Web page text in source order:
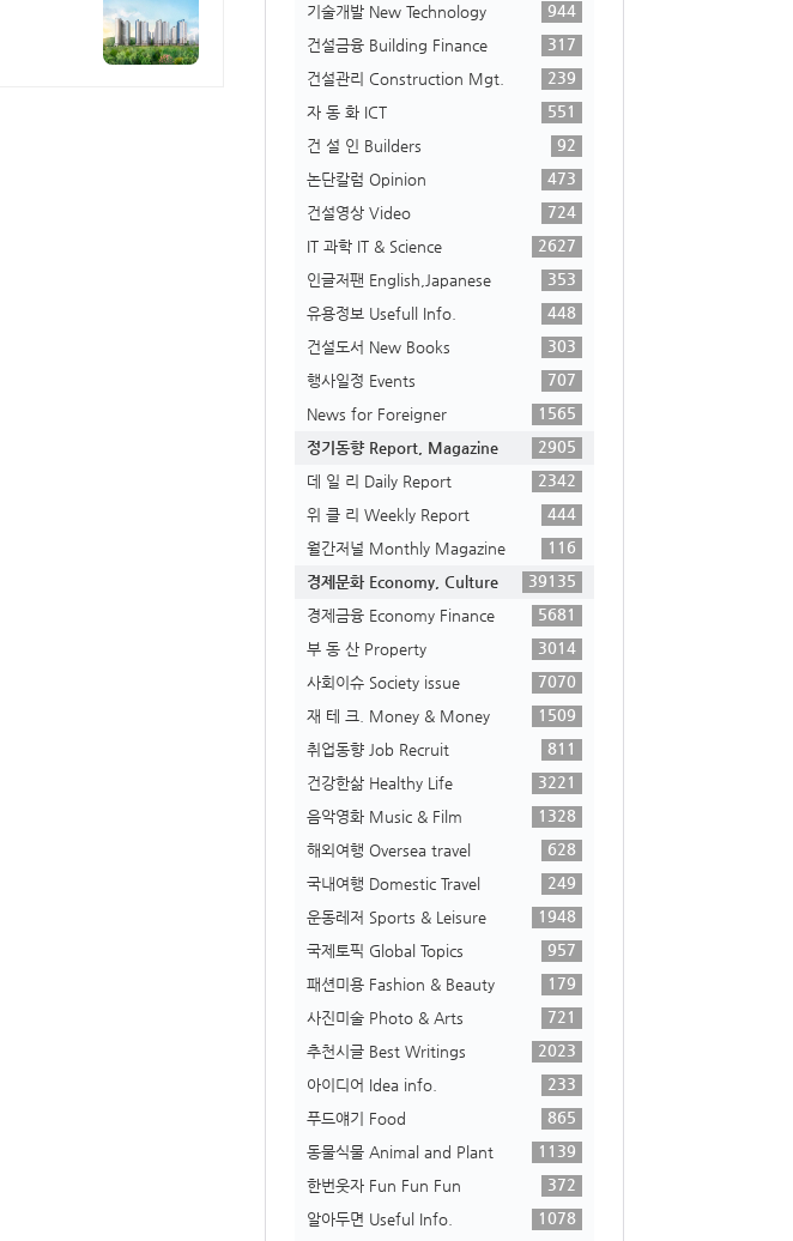
기술개발 New Technology
944
건설금융 Building Finance
317
건설관리 Construction Mgt.
239
자 동 화 ICT
551
건 설 인 Builders
92
논단칼럼 Opinion
473
건설영상 Video
724
IT 과학 IT & Science
2627
인글저팬 English,Japanese
353
유용정보 Usefull Info.
448
건설도서 New Books
303
행사일정 Events
707
News for Foreigner
1565
정기동향 Report, Magazine
2905
데 일 리 Daily Report
2342
위 클 리 Weekly Report
444
월간저널 Monthly Magazine
116
경제문화 Economy, Culture
39135
경제금융 Economy Finance
5681
부 동 산 Property
3014
사회이슈 Society issue
7070
재 테 크. Money & Money
1509
취업동향 Job Recruit
811
건강한삶 Healthy Life
3221
음악영화 Music & Film
1328
해외여행 Oversea travel
628
국내여행 Domestic Travel
249
운동레저 Sports & Leisure
1948
국제토픽 Global Topics
957
패션미용 Fashion & Beauty
179
사진미술 Photo & Arts
721
추천시글 Best Writings
2023
아이디어 Idea info.
233
푸드얘기 Food
865
동물식물 Animal and Plant
1139
한번웃자 Fun Fun Fun
372
알아두면 Useful Info.
1078